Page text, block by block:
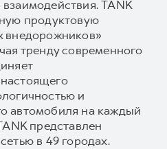
TANK
продуктовую
внедорожников»
тренду современного
и
автомобиля на каждый
представлен
в 49 городах.